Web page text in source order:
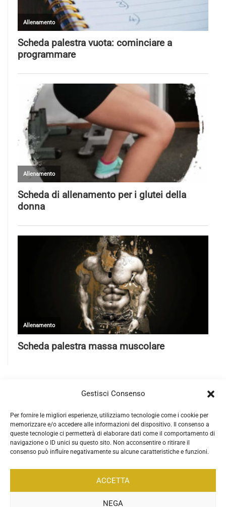
Gestisci Consenso
Per fornire le migliori esperienze, utilizziamo tecnologie come i cookie per
memorizzare e/o accedere alle informazioni del dispositivo. Il consenso a
queste tecnologie ci permetterà di elaborare dati come il comportamento di
navigazione o ID unici su questo sito. Non acconsentire o ritirare il
consenso può influire negativamente su alcune caratteristiche e funzioni.
ACCETTA
NEGA